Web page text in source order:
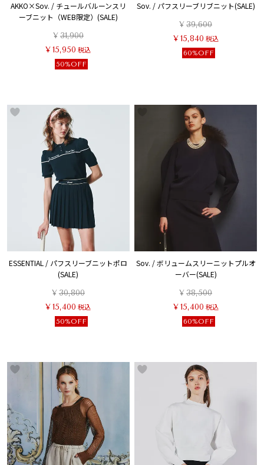
AKKO×Sov. / チュールバルーンスリ
ーブニット（WEB限定）(SALE)
¥31,900
¥ 15,950 税込
50%OFF
Sov. / パフスリーブリブニット(SALE)
¥39,600
¥ 15,840 税込
60%OFF
ESSENTIAL / パフスリーブニットポロ
(SALE)
¥30,800
¥ 15,400 税込
50%OFF
Sov. / ボリュームスリーニットプルオ
ーバー(SALE)
¥38,500
¥ 15,400 税込
60%OFF